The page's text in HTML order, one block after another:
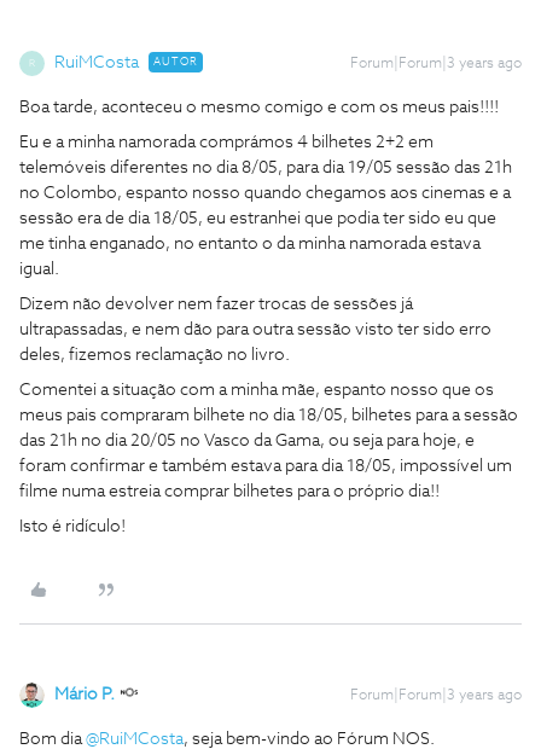
R RuiMCosta AUTOR Forum|Forum|3 years ago
Boa tarde, aconteceu o mesmo comigo e com os meus pais!!!!
Eu e a minha namorada comprámos 4 bilhetes 2+2 em
telemóveis diferentes no dia 8/05, para dia 19/05 sessão das 21h
no Colombo, espanto nosso quando chegamos aos cinemas e a
sessão era de dia 18/05, eu estranhei que podia ter sido eu que
me tinha enganado, no entanto o da minha namorada estava
igual.
Dizem não devolver nem fazer trocas de sessões já
ultrapassadas, e nem dão para outra sessão visto ter sido erro
deles, fizemos reclamação no livro.
Comentei a situação com a minha mãe, espanto nosso que os
meus pais compraram bilhete no dia 18/05, bilhetes para a sessão
das 21h no dia 20/05 no Vasco da Gama, ou seja para hoje, e
foram confirmar e também estava para dia 18/05, impossível um
filme numa estreia comprar bilhetes para o próprio dia!!
Isto é ridículo!
Mário P. Forum|Forum|3 years ago
Bom dia@RuiMCosta, seja bem-vindo ao Fórum NOS.